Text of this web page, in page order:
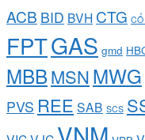
ACB BID BVH CTG
FPTGAS gmd
MBBMSNMWG
PVS REE SAB SCS